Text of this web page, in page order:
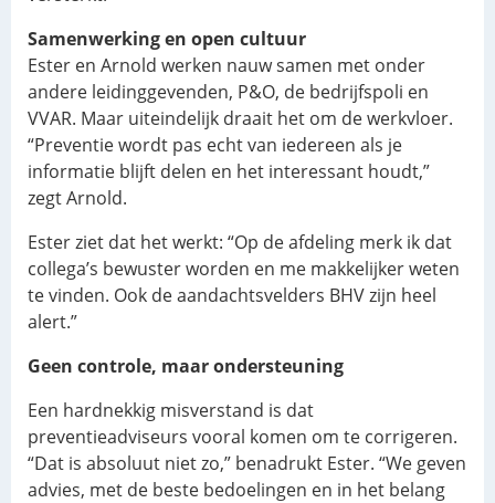
Samenwerking en open cultuur
Ester en Arnold werken nauw samen met onder
andere leidinggevenden, P&O, de bedrijfspoli en
VVAR. Maar uiteindelijk draait het om de werkvloer.
“Preventie wordt pas echt van iedereen als je
informatie blijft delen en het interessant houdt,”
zegt Arnold.
Ester ziet dat het werkt: “Op de afdeling merk ik dat
collega’s bewuster worden en me makkelijker weten
te vinden. Ook de aandachtsvelders BHV zijn heel
alert.”
Geen controle, maar ondersteuning
Een hardnekkig misverstand is dat
preventieadviseurs vooral komen om te corrigeren.
“Dat is absoluut niet zo,” benadrukt Ester. “We geven
advies, met de beste bedoelingen en in het belang